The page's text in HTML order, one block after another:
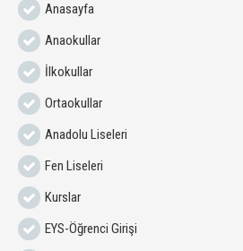
Anasayfa
Anaokullar
İlkokullar
Ortaokullar
Anadolu Liseleri
Fen Liseleri
Kurslar
EYS-Öğrenci Girişi